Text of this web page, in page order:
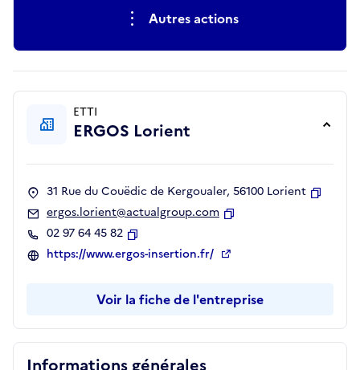
Autres actions
Informations générales
ETTI
ERGOS Lorient
31 Rue du Couëdic de Kergoualer, 56100 Lorient
ergos.lorient@actualgroup.com
02 97 64 45 82
Copier
https://www.ergos-insertion.fr/
Voir la fiche de l'entreprise